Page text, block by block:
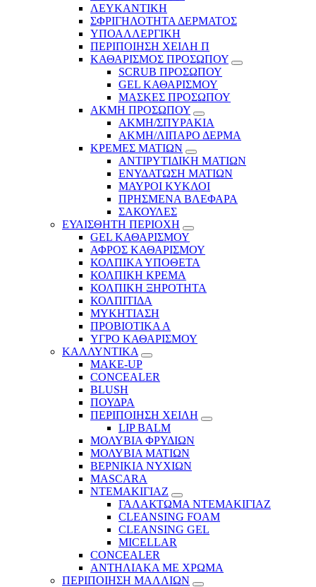
ΛΕΥΚΑΝΤΙΚΗ
ΣΦΡΙΓΗΛΟΤΗΤΑ ΔΕΡΜΑΤΟΣ
ΥΠΟΑΛΛΕΡΓΙΚΗ
ΠΕΡΙΠΟΙΗΣΗ ΧΕΙΛΗ Π
ΚΑΘΑΡΙΣΜΟΣ ΠΡΟΣΩΠΟΥ
SCRUB ΠΡΟΣΩΠΟΥ
GEL ΚΑΘΑΡΙΣΜΟΥ
ΜΑΣΚΕΣ ΠΡΟΣΩΠΟΥ
ΑΚΜΗ ΠΡΟΣΩΠΟΥ
ΑΚΜΗ/ΣΠΥΡΑΚΙΑ
ΑΚΜΗ/ΛΙΠΑΡΟ ΔΕΡΜΑ
ΚΡΕΜΕΣ ΜΑΤΙΩΝ
ΑΝΤΙΡΥΤΙΔΙΚΗ ΜΑΤΙΩΝ
ΕΝΥΔΑΤΩΣΗ ΜΑΤΙΩΝ
ΜΑΥΡΟΙ ΚΥΚΛΟΙ
ΠΡΗΣΜΕΝΑ ΒΛΕΦΑΡΑ
ΣΑΚΟΥΛΕΣ
ΕΥΑΙΣΘΗΤΗ ΠΕΡΙΟΧΗ
GEL ΚΑΘΑΡΙΣΜΟΥ
ΑΦΡΟΣ ΚΑΘΑΡΙΣΜΟΥ
ΚΟΛΠΙΚΑ ΥΠΟΘΕΤΑ
ΚΟΛΠΙΚΗ ΚΡΕΜΑ
ΚΟΛΠΙΚΗ ΞΗΡΟΤΗΤΑ
ΚΟΛΠΙΤΙΔΑ
ΜΥΚΗΤΙΑΣΗ
ΠΡΟΒΙΟΤΙΚΑ Α
ΥΓΡΟ ΚΑΘΑΡΙΣΜΟΥ
ΚΑΛΛΥΝΤΙΚΑ
MAKE-UP
CONCEALER
BLUSH
ΠΟΥΔΡΑ
ΠΕΡΙΠΟΙΗΣΗ ΧΕΙΛΗ
LIP BALM
ΜΟΛΥΒΙΑ ΦΡΥΔΙΩΝ
ΜΟΛΥΒΙΑ ΜΑΤΙΩΝ
ΒΕΡΝΙΚΙΑ ΝΥΧΙΩΝ
MASCARA
ΝΤΕΜΑΚΙΓΙΑΖ
ΓΑΛΑΚΤΩΜΑ ΝΤΕΜΑΚΙΓΙΑΖ
CLEANSING FOAM
CLEANSING GEL
MICELLAR
CONCEALER
ΑΝΤΗΛΙΑΚΑ ΜΕ ΧΡΩΜΑ
ΠΕΡΙΠΟΙΗΣΗ ΜΑΛΛΙΩΝ